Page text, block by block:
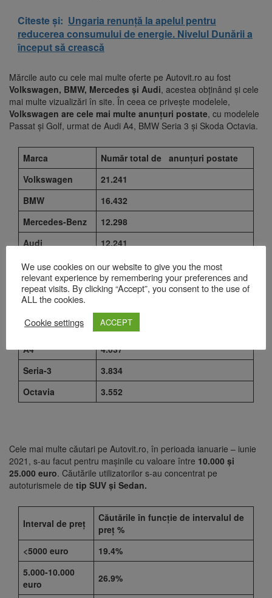
Citeste și: Ungaria renunță la apelul pentru
reducerea consumului de energie. Nivelul Dunării a
început să crească
Mărcile auto cu cele mai multe oferte pe Autovit.ro au fost
Volkswagen, BMW, Mercedes și Audi, acestea obținând și cele
mai multe vizualizări în site. În ceea ce privește modelele,
Volkswagen are cele mai multe anunțuri postate, cu modelele
Passat și Golf, urmat de Audi A4, BMW Seria 3 și Skoda Octavia.
Marca
Număr total de anunțuri postate
Volkswagen
21.241
BMW
16.432
Mercedes-Benz
12.298
Audi
12.241
Ford
7.784
Model
Număr total de anunțuri postate
Passat
Golf
5.451
A4
4.037
Seria-3
3.834
Octavia
3.552
Cele mai multe căutari pe Autovit.ro, în perioada ianuarie – iunie
2021, s-au facut pentru mașinile cu valoare între 10.000 și
25.000 euro. Căutările utilizatorilor s-au concentrat pe
autoturismele de tip SUV și Sedan.
Interval de preț
Căutările în funcție de intervalul de
preț %
<5000 euro
19.4%
5.000-10.000
euro
26.9%
We use cookies on our website to give you the most
relevant experience by remembering your preferences and
repeat visits. By clicking “Accept”, you consent to the use of
ALL the cookies.
Cookie settings
ACCEPT